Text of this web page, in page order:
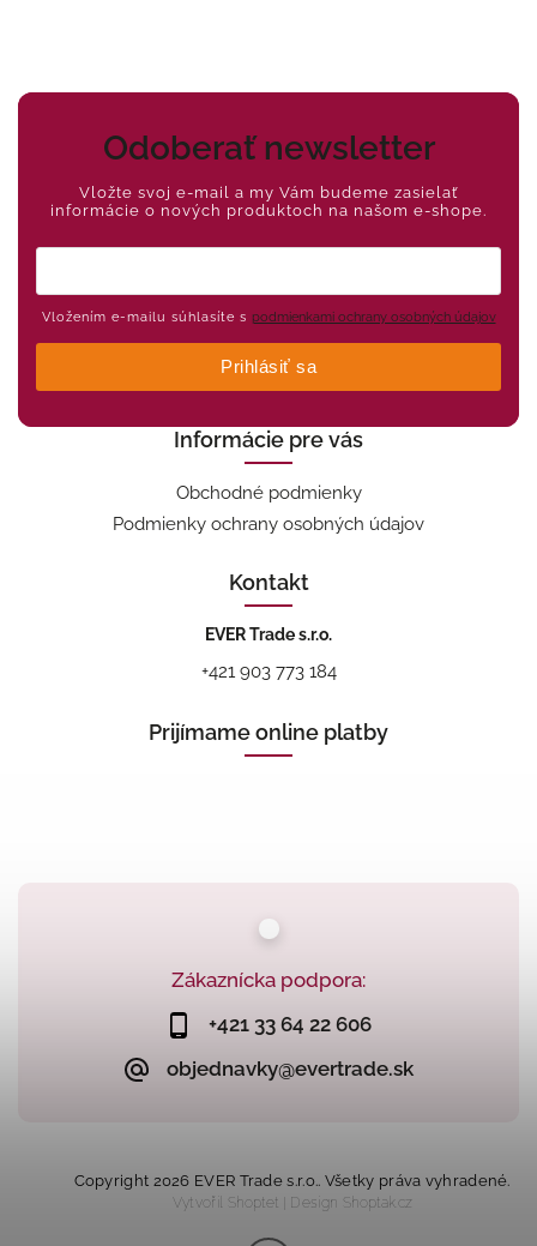
Zákaznícka podpora:
+421 33 64 22 606
objednavky@evertrade.sk
Odoberať newsletter
Vložte svoj e-mail a my Vám budeme zasielať
informácie o nových produktoch na našom e-shope.
Vložením e-mailu súhlasíte s podmienkami ochrany osobných údajov
Prihlásiť sa
Informácie pre vás
Obchodné podmienky
Podmienky ochrany osobných údajov
Kontakt
EVER Trade s.r.o.
+421 903 773 184
Prijímame online platby
Copyright 2026 EVER Trade s.r.o.. Všetky práva vyhradené.
Vytvořil Shoptet | Design Shoptak.cz